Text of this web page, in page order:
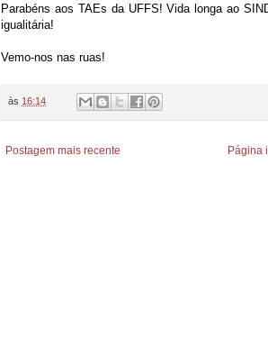
Parabéns aos TAEs da UFFS! Vida longa ao
igualitária!
Vemo-nos nas ruas!
às 16:14
Postagem mais recente Página